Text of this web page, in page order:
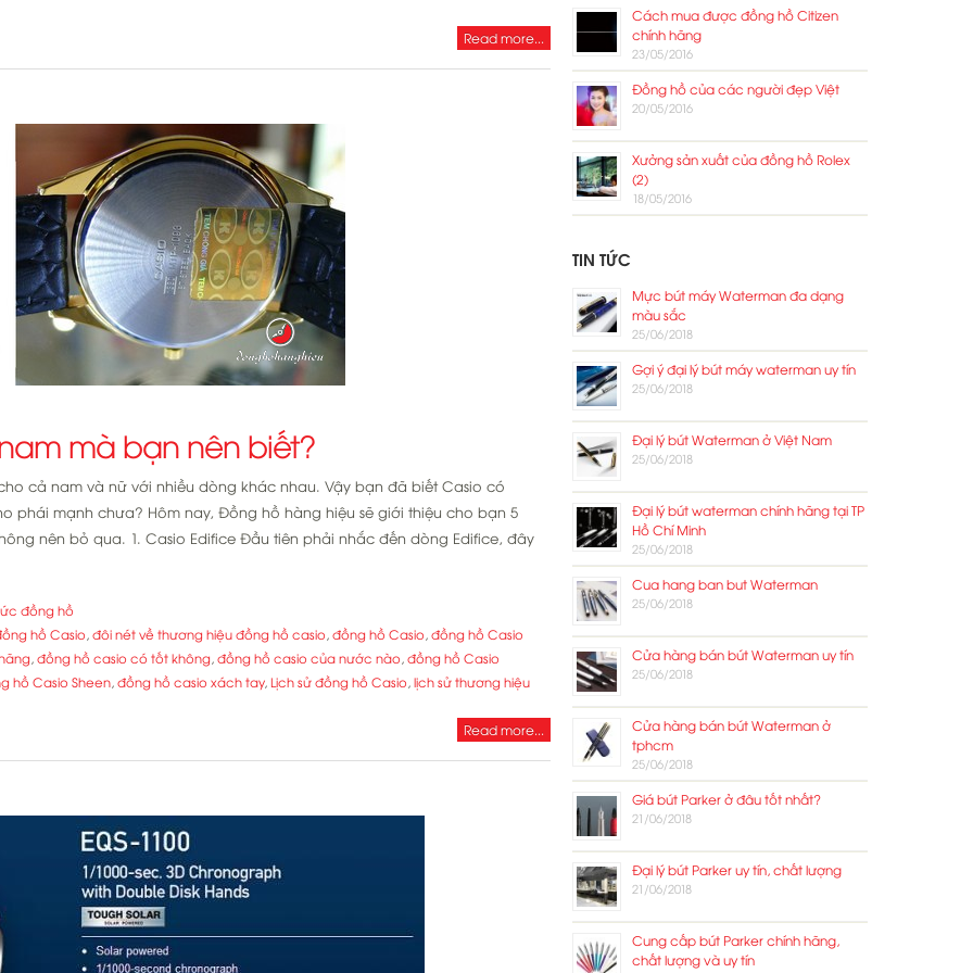
Read more...
mà bạn nên biết?
cả nam và nữ với nhiều dòng khác nhau. Vậy bạn đã biết Casio có
phái mạnh chưa? Hôm nay, Đồng hồ hàng hiệu sẽ giới thiệu cho bạn 5
nên bỏ qua. 1. Casio Edifice Đầu tiên phải nhắc đến dòng Edifice, đây
đồng hồ
hồ Casio , đôi nét về thương hiệu đồng hồ casio , đồng hồ Casio , đồng hồ Casio
, đồng hồ casio có tốt không, đồng hồ casio của nước nào , đồng hồ Casio
hồ Casio Sheen, đồng hồ casio xách tay, Lịch sử đồng hồ Casio , lịch sử thương hiệu
Read more...
Cách mua được đồng hồ Citizen
chính hãng
23/05/2016
Đồng hồ của các người đẹp Việt
20/05/2016
Xưởng sản xuất của đồng hồ Rolex
(2)
18/05/2016
TIN TỨC
Mực bút máy Waterman đa dạng
màu sắc
25/06/2018
Gợi ý đại lý bút máy waterman uy tín
25/06/2018
Đại lý bút Waterman ở Việt Nam
25/06/2018
Đại lý bút waterman chính hãng tại TP
Hồ Chí Minh
25/06/2018
Cua hang ban but Waterman
25/06/2018
Cửa hàng bán bút Waterman uy tín
25/06/2018
Cửa hàng bán bút Waterman ở
tphcm
25/06/2018
Giá bút Parker ở đâu tốt nhất?
21/06/2018
Đại lý bút Parker uy tín, chất lượng
21/06/2018
Cung cấp bút Parker chính hãng,
chất lượng và uy tín